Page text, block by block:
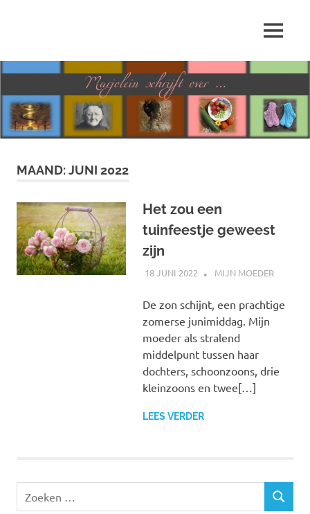
inhoud
schrijft
over
…
MENU
MAAND:JUNI 2022
Het zou een
tuinfeestje geweest
zijn
18 JUNI 2022 MARJOLEIN
MIJN MOEDER
De zon schijnt, een prachtige
zomerse junimiddag. Mijn
moeder als stralend
middelpunt tussen haar
dochters, schoonzoons, drie
kleinzoons en twee[…]
LEES VERDER
naar:
ZOEKEN